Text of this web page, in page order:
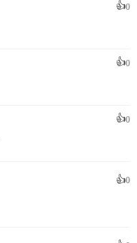
👍0
👍0
👍0
👍0